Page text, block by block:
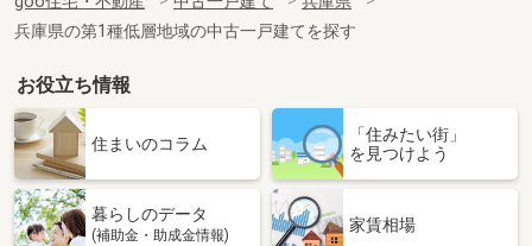
建物面積 129.49m²
土地面積 63.64m²
兵庫県神戸市長田区駒ケ林町６
価 格
2,600万円
兵庫県神戸市長田区駒ケ林町６
建物面積 65.44m²
土地面積
54.91m²
兵庫県の第1種低層地域の中古一戸建てを探す
お役立ち情報
住まいのコラム
「住みたい街」
を見つけよう
暮らしのデータ
(補助金・助成金情報)
家賃相場